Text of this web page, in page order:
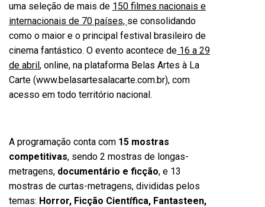
uma seleção de mais de 150 filmes nacionais e
internacionais de 70 países, se consolidando
como o maior e o principal festival brasileiro de
cinema fantástico. O evento acontece de 16 a 29
de abril, online, na plataforma Belas Artes à La
Carte (www.belasartesalacarte.com.br), com
acesso em todo território nacional.
A programação conta com 15 mostras
competitivas, sendo 2 mostras de longas-
metragens, documentário e ficção, e 13
mostras de curtas-metragens, divididas pelos
temas: Horror, Ficção Científica, Fantasteen,